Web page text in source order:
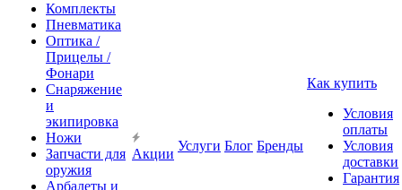
Комплекты
Пневматика
Оптика /
Прицелы /
Фонари
Снаряжение
и
экипировка
Ножи
Запчасти для
оружия
Арбалеты и
Акции
Услуги Блог Бренды
Как купить
Условия
оплаты
Условия
доставки
Гарантия